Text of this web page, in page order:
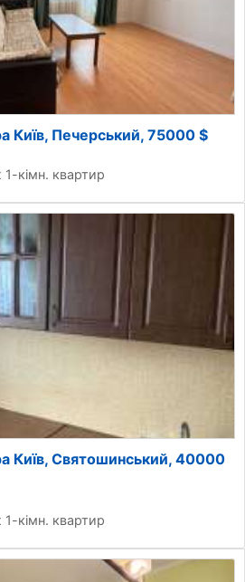
Київ, Печерський, 75000 $
кімн. квартир
Київ, Святошинський, 40000
кімн. квартир